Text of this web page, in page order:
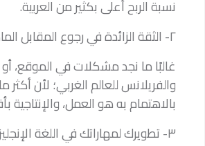
نسبة الربح أعلى بكثير من العربية.
٢- الثقة الزائدة في رجوع المقابل المادي لك.
غالبًا ما نجد مشكلات في الموقع،
والفريلانس للعالم الغربي؛ لأن
بالاهتمام به هو العمل،
٣- تطويرك لمهاراتك في اللغة الإنجليزية.